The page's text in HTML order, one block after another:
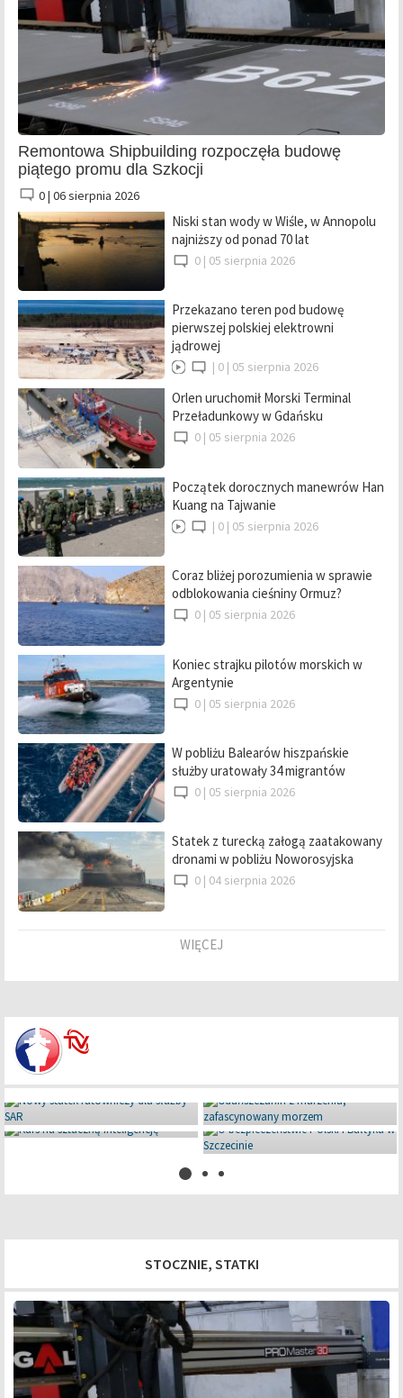
Remontowa Shipbuilding rozpoczęła budowę
piątego promu dla Szkocji
0 | 06 sierpnia 2026
Niski stan wody w Wiśle, w Annopolu
najniższy od ponad 70 lat
0 | 05 sierpnia 2026
Przekazano teren pod budowę
pierwszej polskiej elektrowni
jądrowej
| 0 | 05 sierpnia 2026
Orlen uruchomił Morski Terminal
Przeładunkowy w Gdańsku
0 | 05 sierpnia 2026
Początek dorocznych manewrów Han
Kuang na Tajwanie
| 0 | 05 sierpnia 2026
Coraz bliżej porozumienia w sprawie
odblokowania cieśniny Ormuz?
0 | 05 sierpnia 2026
Koniec strajku pilotów morskich w
Argentynie
0 | 05 sierpnia 2026
W pobliżu Balearów hiszpańskie
służby uratowały 34 migrantów
0 | 05 sierpnia 2026
Statek z turecką załogą zaatakowany
dronami w pobliżu Noworosyjska
0 | 04 sierpnia 2026
WIĘCEJ
Miniaturowe giganty pod Iławą
08 lipca 2026
STOCZNIE, STATKI